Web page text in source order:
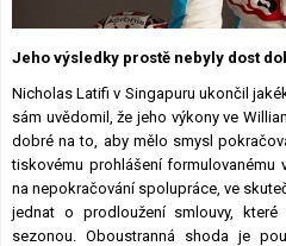
Jeho výsledky prostě nebyly dost
Nicholas Latifi v Singapuru ukončil
sám uvědomil, že jeho výkony ve
dobré na to, aby mělo smysl
tiskovému prohlášení formulovanému
na nepokračování spolupráce, ve
jednat o prodloužení smlouvy,
sezonou. Oboustranná shoda je